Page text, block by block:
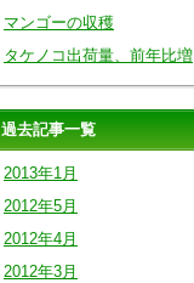
マンゴーの収穫
タケノコ出荷量、前年比増
過去記事一覧
2013年1月
2012年5月
2012年4月
2012年3月